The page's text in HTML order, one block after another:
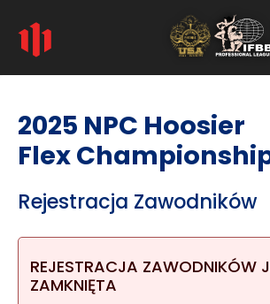
2025 NPC Hoosier
Flex
Rejestracja Zawodników
REJESTRACJA ZAWODNIKÓW
ZAMKNIĘTA